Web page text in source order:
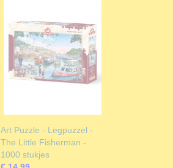
Art Puzzle - Legpuzzel -
The Little Fisherman -
1000 stukjes